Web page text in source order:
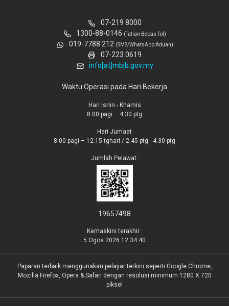
07-219 8000
1300-88-0146 (Talian Bebas Tol)
019-7788 212 (SMS/WhatsApp Aduan)
07-223 0619
info[at]mbjb.gov.my
Waktu Operasi pada Hari Bekerja
Hari Isnin - Khamis
8.00 pagi – 4.30 ptg
Hari Jumaat
8.00 pagi – 12.15 tghari / 2.45 ptg - 4.30 ptg
Jumlah Pelawat:
19657498
Kemaskini terakhir :
5 Ogos 2026 12:34:40
Paparan terbaik menggunakan pelayar terkini seperti Google Chrome,
Mozilla Firefox, Opera & Safari dengan resolusi minimum 1280 X 720
piksel